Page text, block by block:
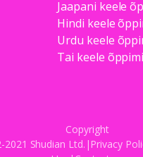
Jaapani keele
Hindi keele
Urdu keele
Tai keele
Copyright
Shudian Ltd.|Privacy